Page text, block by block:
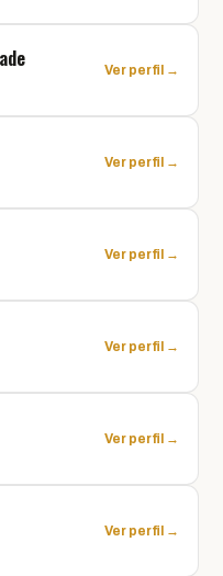
Ver perfil →
Ver perfil →
Ver perfil →
Ver perfil →
Ver perfil →
Ver perfil →